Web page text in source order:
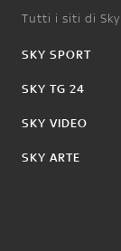
Tutti i siti di Sky:
SKY SPORT
SKY TG 24
SKY VIDEO
SKY ARTE